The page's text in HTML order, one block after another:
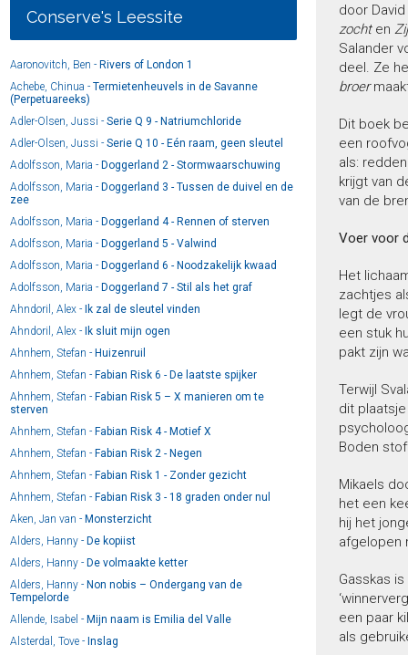
Conserve's Leessite
Aaronovitch, Ben - Rivers of London 1
Achebe, Chinua - Termietenheuvels in de Savanne
(Perpetuareeks)
Adler-Olsen, Jussi - Serie Q 9 - Natriumchloride
Adler-Olsen, Jussi - Serie Q 10 - Eén raam, geen sleutel
Adolfsson, Maria - Doggerland 2 - Stormwaarschuwing
Adolfsson, Maria - Doggerland 3 - Tussen de duivel en de
zee
Adolfsson, Maria - Doggerland 4 - Rennen of sterven
Adolfsson, Maria - Doggerland 5 - Valwind
Adolfsson, Maria - Doggerland 6 - Noodzakelijk kwaad
Adolfsson, Maria - Doggerland 7 - Stil als het graf
Ahndoril, Alex - Ik zal de sleutel vinden
Ahndoril, Alex - Ik sluit mijn ogen
Ahnhem, Stefan - Huizenruil
Ahnhem, Stefan - Fabian Risk 6 - De laatste spijker
Ahnhem, Stefan - Fabian Risk 5 – X manieren om te
sterven
Ahnhem, Stefan - Fabian Risk 4 - Motief X
Ahnhem, Stefan - Fabian Risk 2 - Negen
Ahnhem, Stefan - Fabian Risk 1 - Zonder gezicht
Ahnhem, Stefan - Fabian Risk 3 - 18 graden onder nul
Aken, Jan van - Monsterzicht
Alders, Hanny - De kopiist
Alders, Hanny - De volmaakte ketter
Alders, Hanny - Non nobis – Ondergang van de
Tempelorde
Allende, Isabel - Mijn naam is Emilia del Valle
Alsterdal, Tove - Inslag
door
zochten
Salander
deel. Ze
broer
Dit boek
een
als:
krijgt van
van de
Voer voor
Het
zachtjes
legt de
een stuk
pakt zijn
Terwijl
dit
Boden
Mikaels
het een
hij het
afgelopen
Gasskas
een paar
als